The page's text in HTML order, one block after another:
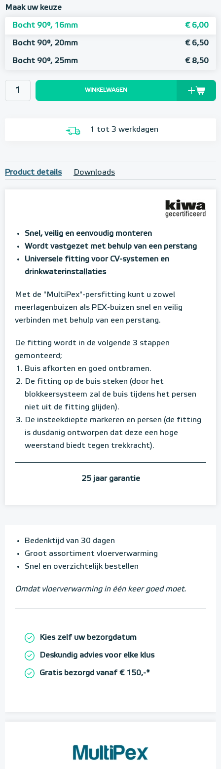
Maak uw keuze
Bocht 90°, 16mm € 6,00
Bocht 90°, 20mm € 6,50
Bocht 90°, 25mm € 8,50
WINKELWAGEN
1 tot 3 werkdagen
Product details Downloads
Snel, veilig en eenvoudig monteren
Wordt vastgezet met behulp van een perstang
Universele fitting voor CV-systemen en
drinkwaterinstallaties
Met de "MultiPex"-persfitting kunt u zowel
meerlagenbuizen als PEX-buizen snel en veilig
verbinden met behulp van een perstang.
De fitting wordt in de volgende 3 stappen
gemonteerd;
Buis afkorten en goed ontbramen.
De fitting op de buis steken (door het
blokkeersysteem zal de buis tijdens het persen
niet uit de fitting glijden).
De insteekdiepte markeren en persen (de fitting
is dusdanig ontworpen dat deze een hoge
weerstand biedt tegen trekkracht).
25 jaar garantie
Bedenktijd van 30 dagen
Groot assortiment vloerverwarming
Snel en overzichtelijk bestellen
Omdat vloerverwarming in één keer goed moet.
Kies zelf uw bezorgdatum
Deskundig advies voor elke klus
Gratis bezorgd vanaf € 150,-*